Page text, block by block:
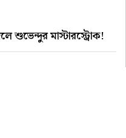
শুভেন্দুর মাস্টারস্ট্রোক!